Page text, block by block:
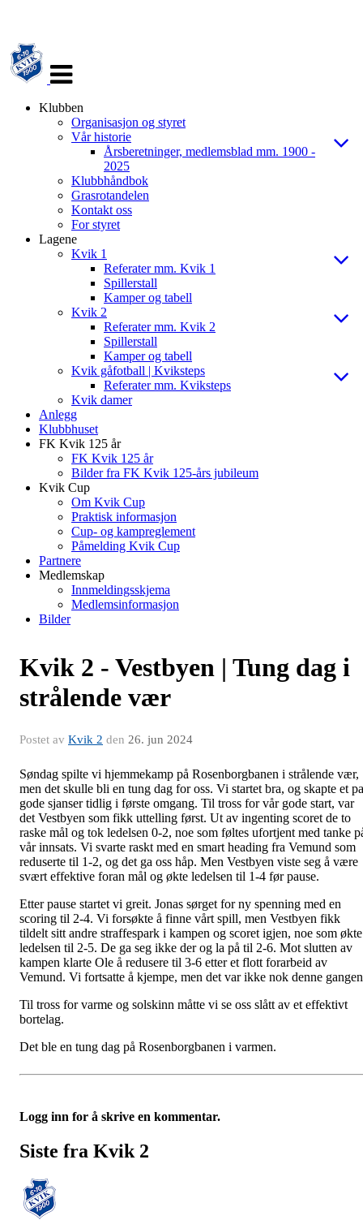
navigasjon
Klubben
Organisasjon og styret
Vår historie
Årsberetninger, medlemsblad mm. 1900 -
2025
Klubbhåndbok
Grasrotandelen
Kontakt oss
For styret
Lagene
Kvik 1
Referater mm. Kvik 1
Spillerstall
Kamper og tabell
Kvik 2
Referater mm. Kvik 2
Spillerstall
Kamper og tabell
Kvik gåfotball | Kviksteps
Referater mm. Kviksteps
Kvik damer
Anlegg
Klubbhuset
FK Kvik 125 år
FK Kvik 125 år
Bilder fra FK Kvik 125-års jubileum
Kvik Cup
Om Kvik Cup
Praktisk informasjon
Cup- og kampreglement
Påmelding Kvik Cup
Partnere
Medlemskap
Innmeldingsskjema
Medlemsinformasjon
Bilder
Kvik 2 - Vestbyen | Tung dag i
strålende vær
Postet av Kvik 2 den 26. jun 2024
Søndag spilte vi hjemmekamp på Rosenborgbanen i strålende vær,
men det skulle bli en tung dag for oss. Vi startet bra, og skapte et
gode sjanser tidlig i første omgang. Til tross for vår gode start, var
det Vestbyen som fikk uttelling først. Ut av ingenting scoret de to
raske mål og tok ledelsen 0-2, noe som føltes ufortjent med tanke
vår innsats. Vi svarte raskt med en smart heading fra Vemund som
reduserte til 1-2, og det ga oss håp. Men Vestbyen viste seg å være
svært effektive foran mål og økte ledelsen til 1-4 før pause.
Etter pause startet vi greit. Jonas sørget for ny spenning med en
scoring til 2-4. Vi forsøkte å finne vårt spill, men Vestbyen fikk
tildelt sitt andre straffespark i kampen og scoret igjen, noe som økte
ledelsen til 2-5. De ga seg ikke der og la på til 2-6. Mot slutten av
kampen klarte Ole å redusere til 3-6 etter et flott forarbeid av
Vemund. Vi fortsatte å kjempe, men det var ikke nok denne
Til tross for varme og solskinn måtte vi se oss slått av et effektivt
bortelag.
Det ble en tung dag på Rosenborgbanen i varmen.
Logg inn for å skrive en kommentar.
Siste fra Kvik 2